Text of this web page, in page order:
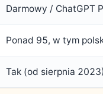
Darmowy / ChatGPT
Ponad 95, w tym
Tak (od sierpnia 2023)